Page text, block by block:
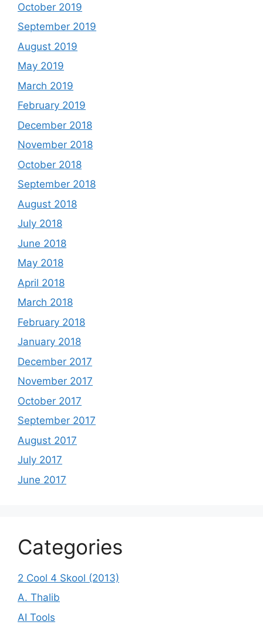
October 2019
September 2019
August 2019
May 2019
March 2019
February 2019
December 2018
November 2018
October 2018
September 2018
August 2018
July 2018
June 2018
May 2018
April 2018
March 2018
February 2018
January 2018
December 2017
November 2017
October 2017
September 2017
August 2017
July 2017
June 2017
Categories
2 Cool 4 Skool (2013)
A. Thalib
AI Tools